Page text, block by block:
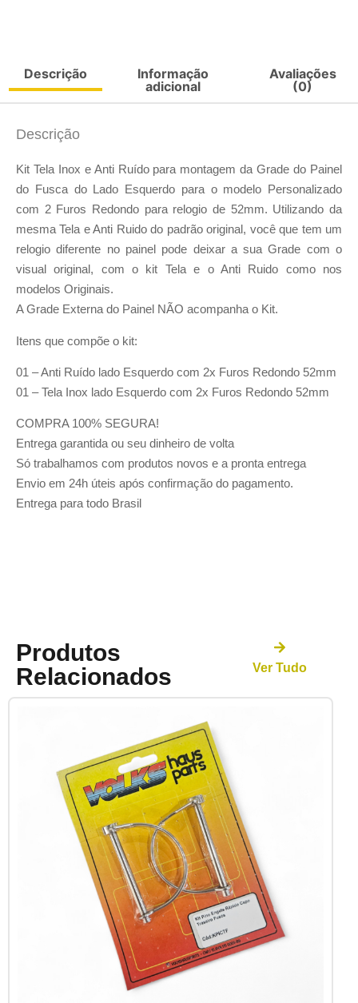
Descrição
Informação
adicional
Avaliações
(0)
Descrição
Kit Tela Inox e Anti Ruído para montagem da Grade do Painel
do Fusca do Lado Esquerdo para o modelo Personalizado
com 2 Furos Redondo para relogio de 52mm. Utilizando da
mesma Tela e Anti Ruido do padrão original, você que tem um
relogio diferente no painel pode deixar a sua Grade com o
visual original, com o kit Tela e o Anti Ruido como nos
modelos Originais.
A Grade Externa do Painel NÃO acompanha o Kit.
Itens que compõe o kit:
01 – Anti Ruído lado Esquerdo com 2x Furos Redondo 52mm
01 – Tela Inox lado Esquerdo com 2x Furos Redondo 52mm
COMPRA 100% SEGURA!
Entrega garantida ou seu dinheiro de volta
Só trabalhamos com produtos novos e a pronta entrega
Envio em 24h úteis após confirmação do pagamento.
Entrega para todo Brasil
Produtos
Relacionados
Ver Tudo